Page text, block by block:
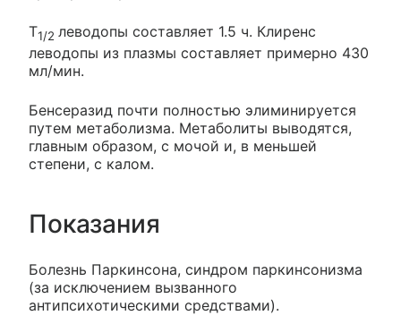
T1/2 леводопы составляет 1.5 ч. Клиренс
леводопы из плазмы составляет примерно 430
мл/мин.
Бенсеразид почти полностью элиминируется
путем метаболизма. Метаболиты выводятся,
главным образом, с мочой и, в меньшей
степени, с калом.
Показания
Болезнь Паркинсона, синдром паркинсонизма
(за исключением вызванного
антипсихотическими средствами).